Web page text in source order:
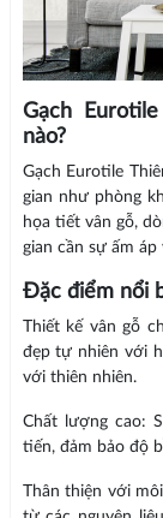
Gạch
nào?
Gạch Eurotile
gian như phòng
họa tiết vân gỗ,
gian cần sự ấm áp
Đặc điểm nổi
Thiết kế vân gỗ
đẹp tự nhiên với
với thiên nhiên.
Chất lượng cao:
tiến, đảm bảo độ
Thân thiện với